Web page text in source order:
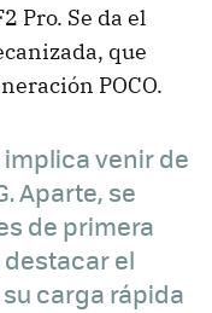
Pro. Se da el
que
POCO.
venir de
Aparte, se
de primera
el
carga rápida